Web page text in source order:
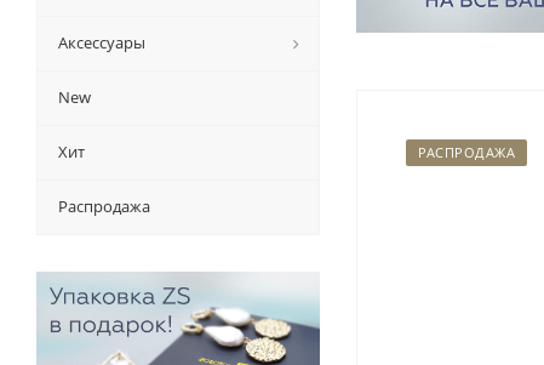
РАСПРОДАЖА
Аксессуары
New
Хит
Распродажа